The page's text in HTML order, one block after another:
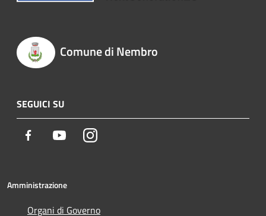
Comune di Nembro
SEGUICI SU
Facebook YoutubeInstagram
Amministrazione
Organi di Governo